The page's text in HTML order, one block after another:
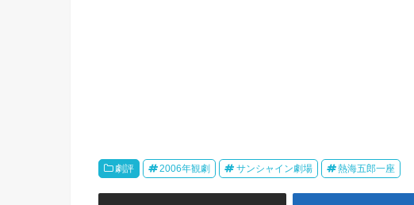
劇評 2006年観劇 サンシャイン劇場 熱海五郎一座